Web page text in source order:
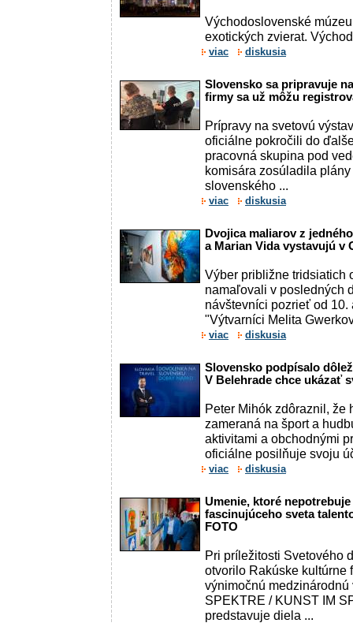
Východoslovenské
exotických zvierat.
viac diskusia
Slovensko sa pripravuje
firmy sa už môžu
Prípravy na svetovú
oficiálne pokročili do
pracovná skupina pod
komisára zosúladila
slovenského ...
viac diskusia
Dvojica maliarov z
a Marian Vida vystavujú v
Výber približne tridsiatich
namaľovali v posledných
návštevníci pozrieť od
"Výtvarníci Melita
viac diskusia
Slovensko podpísalo
V Belehrade chce ukázať
Peter Mihók zdôraznil, že
zameraná na šport a
aktivitami a obchodnými
oficiálne posilňuje svoju
viac diskusia
Umenie, ktoré
fascinujúceho sveta
FOTO
Pri príležitosti Svetového
otvorilo Rakúske kultúrne
výnimočnú medzinárodnú
SPEKTRE / KUNST IM
predstavuje diela ...